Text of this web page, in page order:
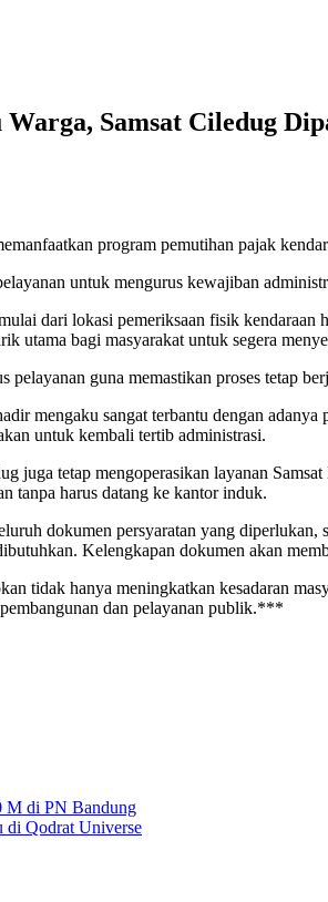
Samsat Ciledug
program pemutihan pajak
untuk mengurus kewajiban
dari lokasi pemeriksaan fisik
utama bagi masyarakat untuk segera
pelayanan guna memastikan proses tetap
mengaku sangat terbantu dengan
untuk kembali tertib administrasi.
juga tetap mengoperasikan layanan
tanpa harus datang ke kantor induk.
dokumen persyaratan yang
Kelengkapan dokumen akan
tidak hanya meningkatkan kesadaran
dan pelayanan publik.***
M di PN Bandung
di Qodrat Universe